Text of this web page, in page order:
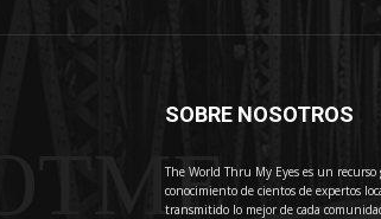
SOBRE NOSOTROS
The World Thru My Eyes es un
conocimiento de cientos de expertos
transmitido lo mejor de cada